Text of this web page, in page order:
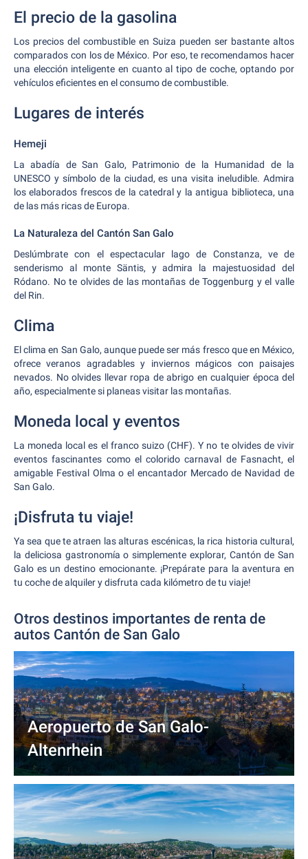
El precio de la gasolina
Los precios del combustible en Suiza pueden ser bastante altos
comparados con los de México. Por eso, te recomendamos hacer
una elección inteligente en cuanto al tipo de coche, optando por
vehículos eficientes en el consumo de combustible.
Lugares de interés
Hemeji
La abadía de San Galo, Patrimonio de la Humanidad de la
UNESCO y símbolo de la ciudad, es una visita ineludible. Admira
los elaborados frescos de la catedral y la antigua biblioteca, una
de las más ricas de Europa.
La Naturaleza del Cantón San Galo
Deslúmbrate con el espectacular lago de Constanza, ve de
senderismo al monte Säntis, y admira la majestuosidad del
Ródano. No te olvides de las montañas de Toggenburg y el valle
del Rin.
Clima
El clima en San Galo, aunque puede ser más fresco que en México,
ofrece veranos agradables y inviernos mágicos con paisajes
nevados. No olvides llevar ropa de abrigo en cualquier época del
año, especialmente si planeas visitar las montañas.
Moneda local y eventos
La moneda local es el franco suizo (CHF). Y no te olvides de vivir
eventos fascinantes como el colorido carnaval de Fasnacht, el
amigable Festival Olma o el encantador Mercado de Navidad de
San Galo.
¡Disfruta tu viaje!
Ya sea que te atraen las alturas escénicas, la rica historia cultural,
la deliciosa gastronomía o simplemente explorar, Cantón de San
Galo es un destino emocionante. ¡Prepárate para la aventura en
tu coche de alquiler y disfruta cada kilómetro de tu viaje!
Otros destinos importantes de renta de
autos Cantón de San Galo
Aeropuerto de San Galo-
Altenrhein